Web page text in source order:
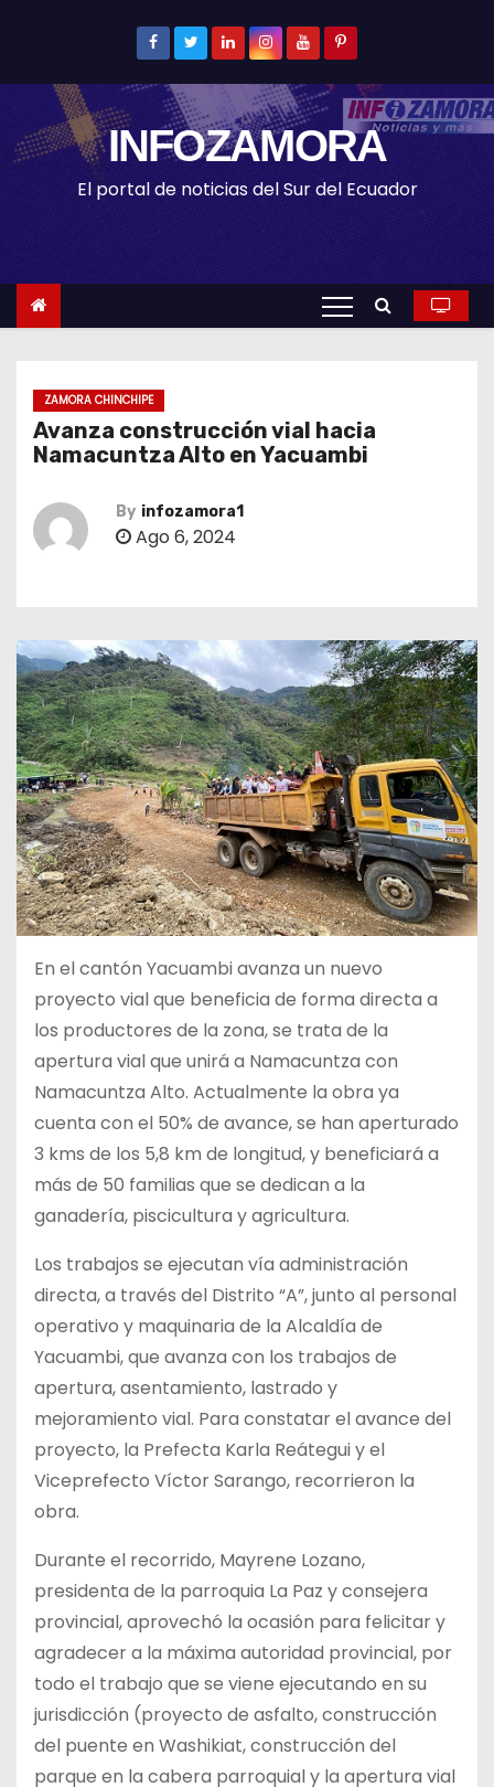
t
e
INFOZAMORA
El portal de noticias del Sur del Ecuador
ZAMORA CHINCHIPE
Avanza construcción vial hacia
Namacuntza Alto en Yacuambi
By infozamora1
Ago 6, 2024
En el cantón Yacuambi avanza un nuevo
proyecto vial que beneficia de forma directa a
los productores de la zona, se trata de la
apertura vial que unirá a Namacuntza con
Namacuntza Alto. Actualmente la obra ya
cuenta con el 50% de avance, se han aperturado
3 kms de los 5,8 km de longitud, y beneficiará a
más de 50 familias que se dedican a la
ganadería, piscicultura y agricultura.
Los trabajos se ejecutan vía administración
directa, a través del Distrito “A”, junto al personal
operativo y maquinaria de la Alcaldía de
Yacuambi, que avanza con los trabajos de
apertura, asentamiento, lastrado y
mejoramiento vial. Para constatar el avance del
proyecto, la Prefecta Karla Reátegui y el
Viceprefecto Víctor Sarango, recorrieron la
obra.
Durante el recorrido, Mayrene Lozano,
presidenta de la parroquia La Paz y consejera
provincial, aprovechó la ocasión para felicitar y
agradecer a la máxima autoridad provincial, por
todo el trabajo que se viene ejecutando en su
jurisdicción (proyecto de asfalto, construcción
del puente en Washikiat, construcción del
parque en la cabera parroquial y la apertura vial